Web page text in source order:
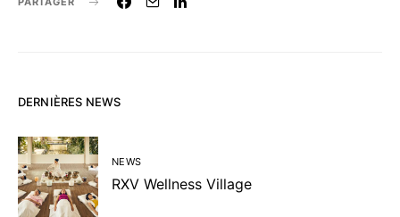
DERNIÈRES NEWS
NEWS
RXV Wellness Village